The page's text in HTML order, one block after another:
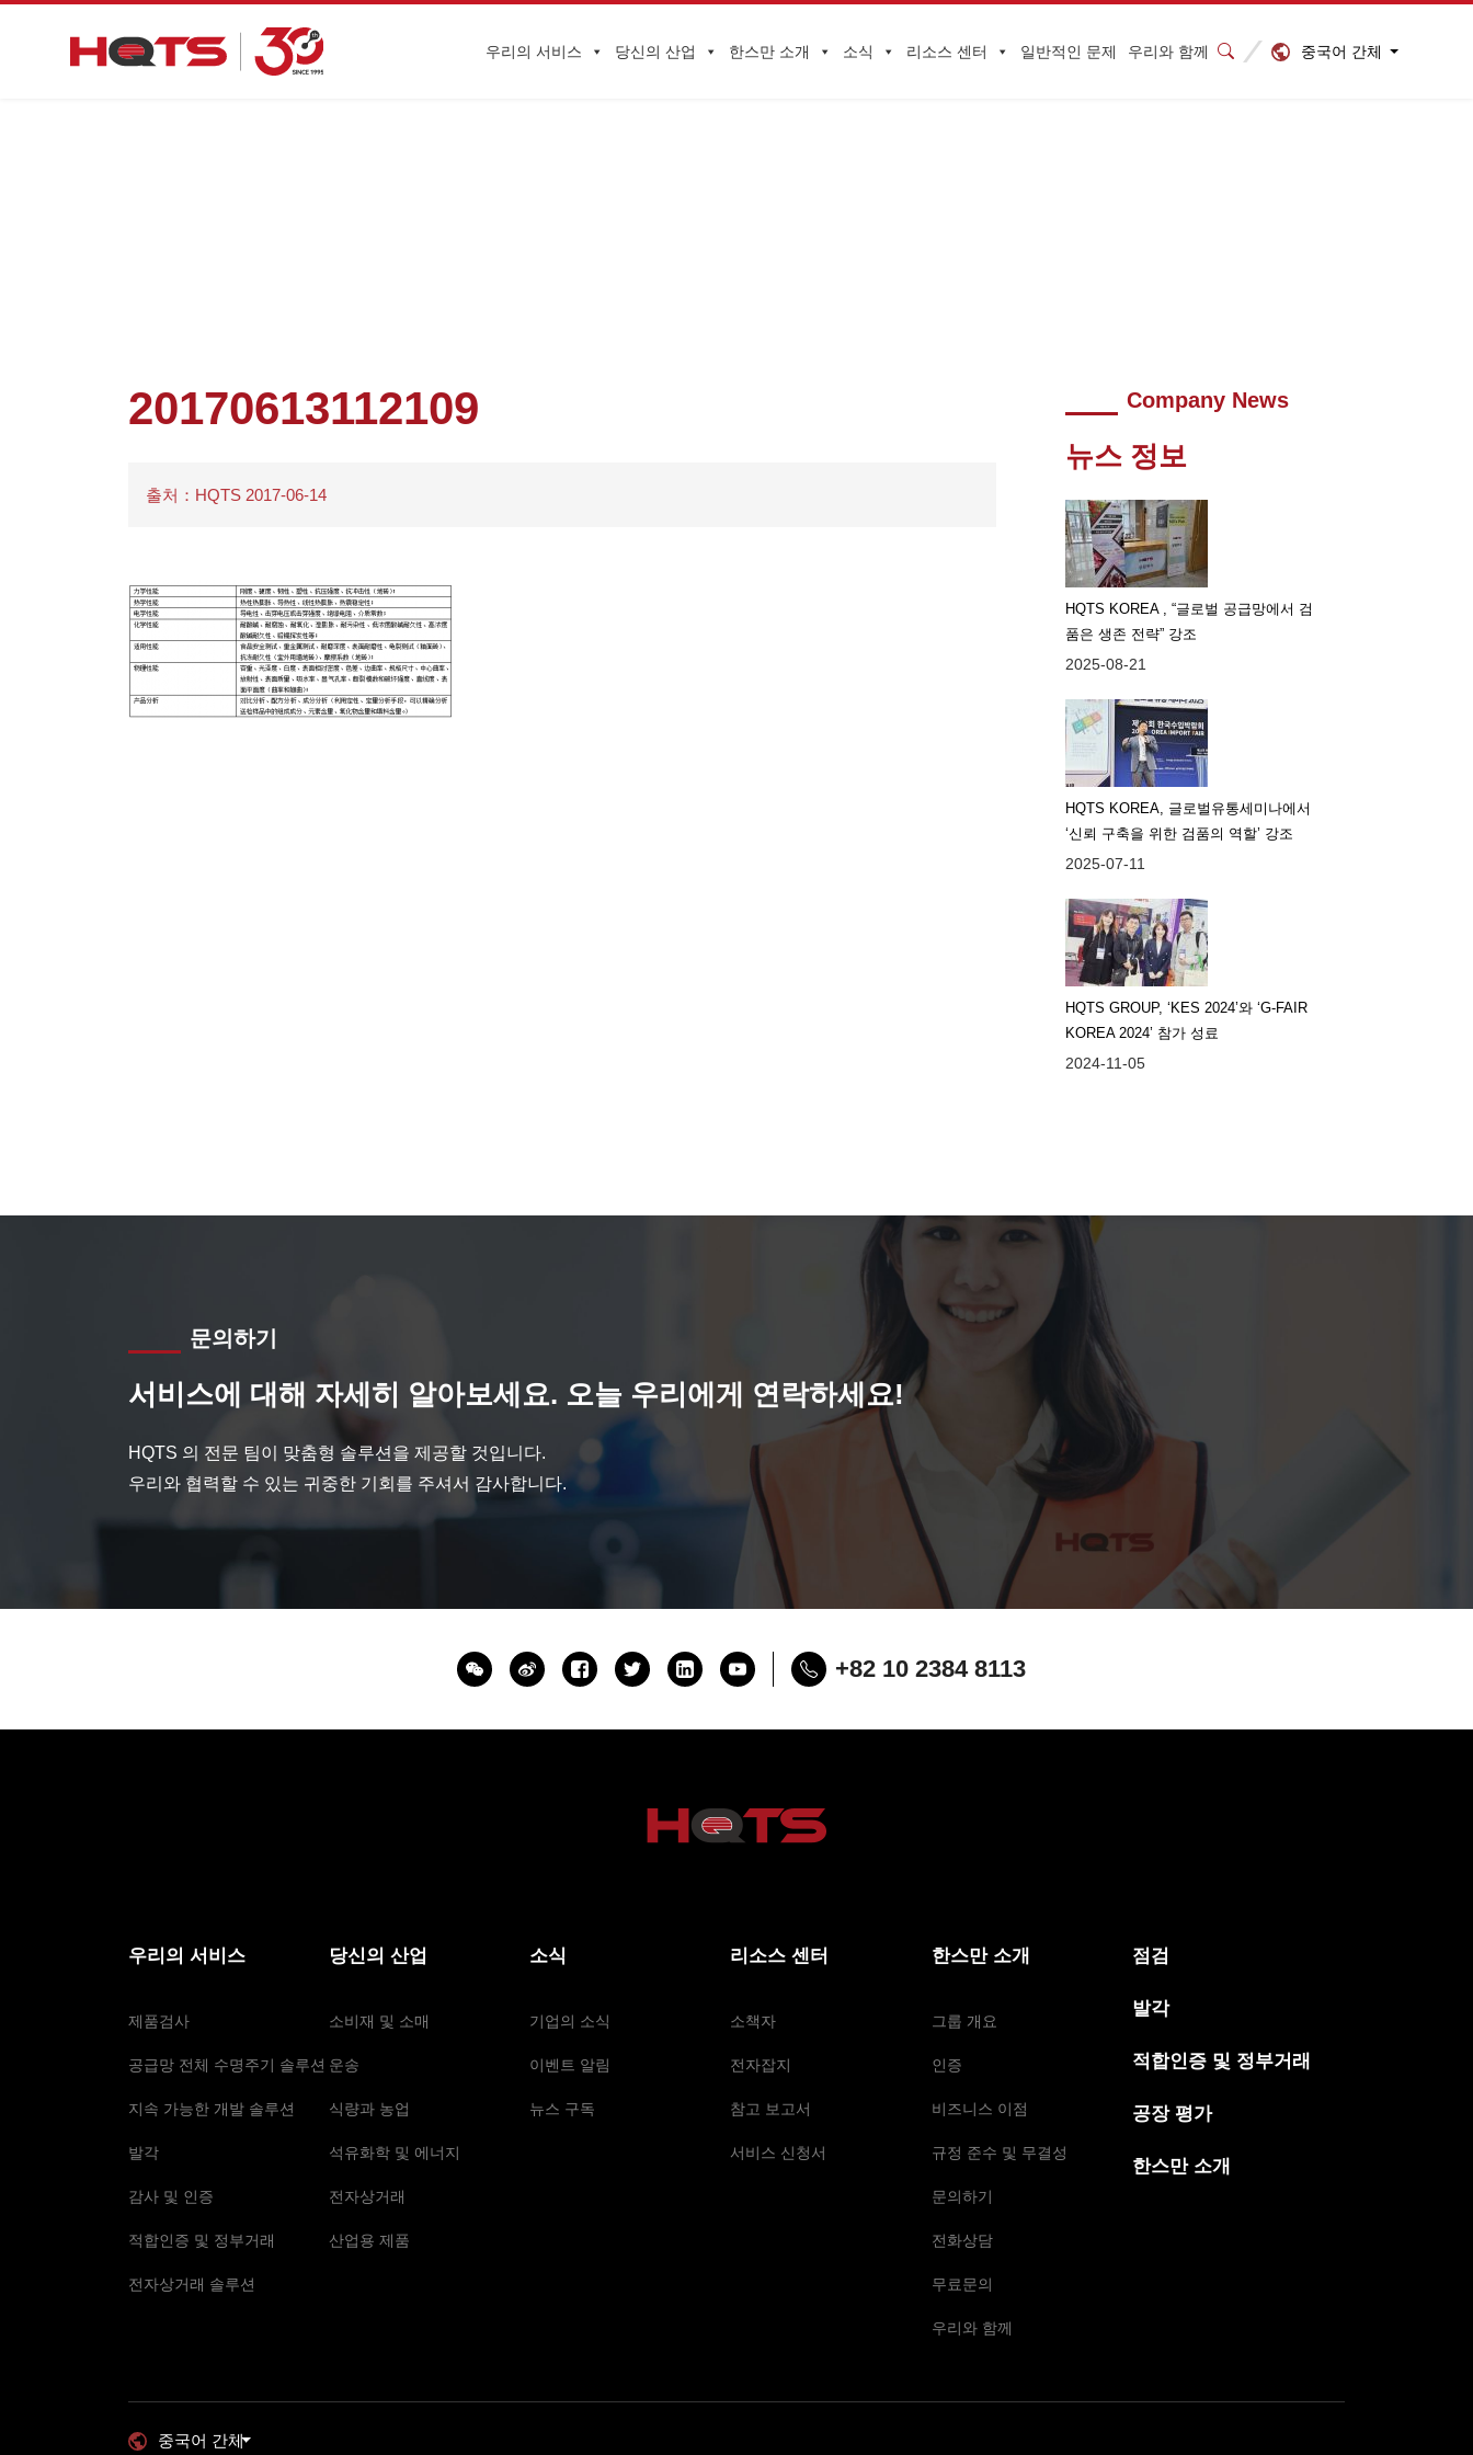
우리의 서비스 당신의 산업 한스만 소개 소식 리소스 센터 일반적인 문제 우리와 함께 중국어 간체
20170613112109
출처：HQTS 2017-06-14
Company News
뉴스 정보
HQTS KOREA , “글로벌 공급망에서 검
품은 생존 전략” 강조
2025-08-21
HQTS KOREA, 글로벌유통세미나에서
‘신뢰 구축을 위한 검품의 역할’ 강조
2025-07-11
HQTS GROUP, ‘KES 2024’와 ‘G-FAIR
KOREA 2024’ 참가 성료
2024-11-05
문의하기
서비스에 대해 자세히 알아보세요. 오늘 우리에게 연락하세요!
HQTS 의 전문 팀이 맞춤형 솔루션을 제공할 것입니다.
우리와 협력할 수 있는 귀중한 기회를 주셔서 감사합니다.
+82 10 2384 8113
우리의 서비스
제품검사
공급망 전체 수명주기 솔루션
지속 가능한 개발 솔루션
발각
감사 및 인증
적합인증 및 정부거래
전자상거래 솔루션
당신의 산업
소비재 및 소매
운송
식량과 농업
석유화학 및 에너지
전자상거래
산업용 제품
소식
기업의 소식
이벤트 알림
뉴스 구독
리소스 센터
소책자
전자잡지
참고 보고서
서비스 신청서
한스만 소개
그룹 개요
인증
비즈니스 이점
규정 준수 및 무결성
문의하기
전화상담
무료문의
우리와 함께
점검
발각
적합인증 및 정부거래
공장 평가
한스만 소개
중국어 간체